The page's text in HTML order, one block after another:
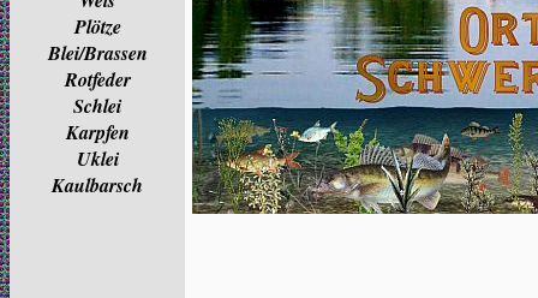
Plötze
Blei/Brassen
Rotfeder
Schlei
Karpfen
Uklei
Kaulbarsch